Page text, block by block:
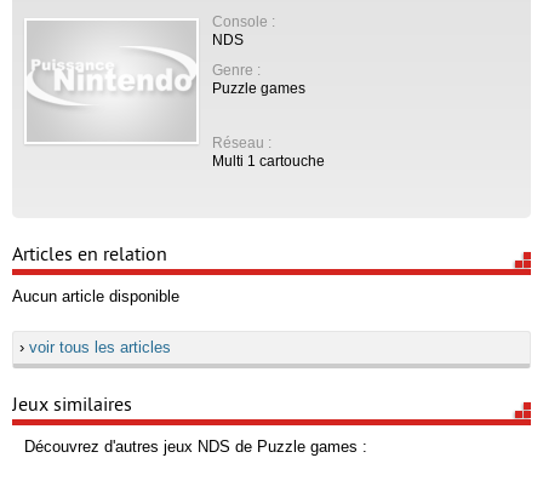
Console :
NDS
Genre :
Puzzle games
Réseau :
Multi 1 cartouche
Articles en relation
Aucun article disponible
› voir tous les articles
Jeux similaires
Découvrez d'autres jeux NDS de Puzzle games :